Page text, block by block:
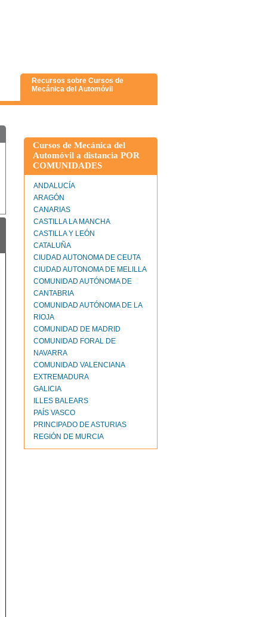
Recursos sobre Cursos de
Mecánica del Automóvil
Cursos de Mecánica del
Automóvil a distancia POR
COMUNIDADES
ANDALUCÍA
ARAGÓN
CANARIAS
CASTILLA LA MANCHA
CASTILLA Y LEÓN
CATALUÑA
CIUDAD AUTONOMA DE CEUTA
CIUDAD AUTONOMA DE MELILLA
COMUNIDAD AUTÓNOMA DE
CANTABRIA
COMUNIDAD AUTÓNOMA DE LA
RIOJA
COMUNIDAD DE MADRID
COMUNIDAD FORAL DE
NAVARRA
COMUNIDAD VALENCIANA
EXTREMADURA
GALICIA
ILLES BALEARS
PAÍS VASCO
PRINCIPADO DE ASTURIAS
REGIÓN DE MURCIA